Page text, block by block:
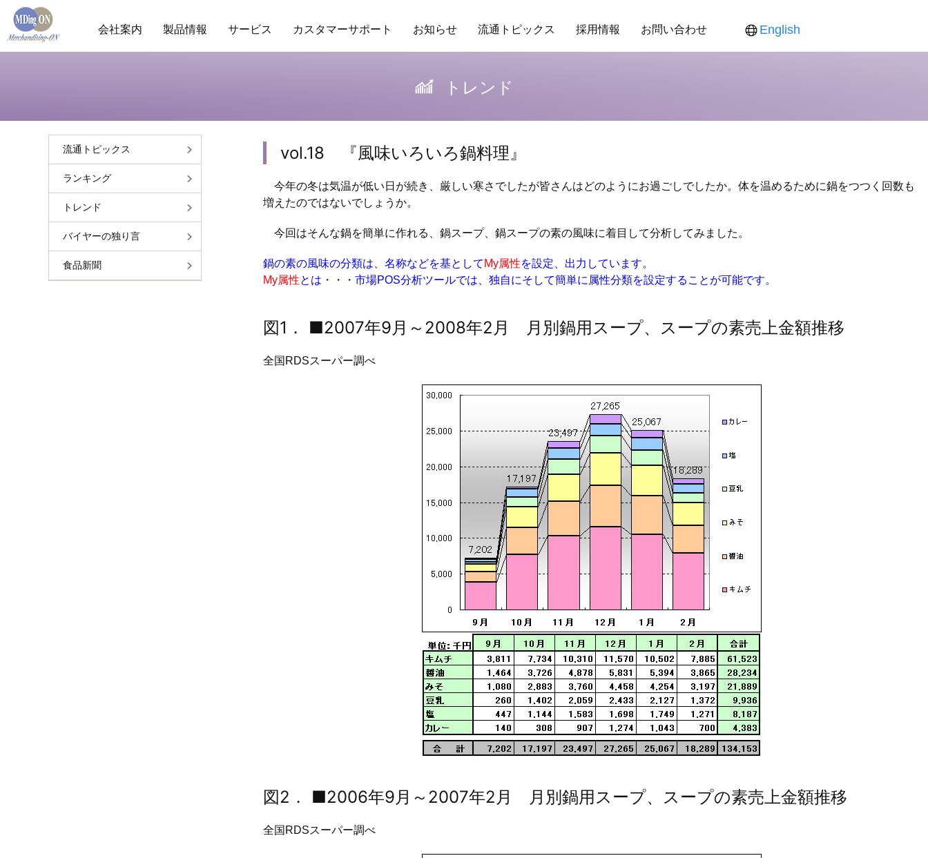
会社案内 製品情報 サービス カスタマーサポート お知らせ 流通トピックス 採用情報 お問い合わせ English
トレンド
流通トピックス
ランキング
トレンド
バイヤーの独り言
食品新聞
vol.18 『風味いろいろ鍋料理』
今年の冬は気温が低い日が続き、厳しい寒さでしたが皆さんはどのようにお過ごしでしたか。体を温めるために鍋をつつく回数も
増えたのではないでしょうか。
今回はそんな鍋を簡単に作れる、鍋スープ、鍋スープの素の風味に着目して分析してみました。
鍋の素の風味の分類は、名称などを基として My属性を設定、出力しています。
My属性とは・・・市場POS分析ツールでは、独自にそして簡単に属性分類を設定することが可能です。
図1． ■2007年9月～2008年2月 月別鍋用スープ、スープの素売上金額推移
全国RDSスーパー調べ
図2． ■2006年9月～2007年2月 月別鍋用スープ、スープの素売上金額推移
全国RDSスーパー調べ